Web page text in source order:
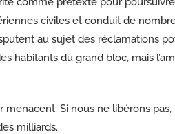
civiles et conduit de
au sujet des réclamations
habitants du grand bloc, mais
menacent: Si nous ne libérons
milliards.